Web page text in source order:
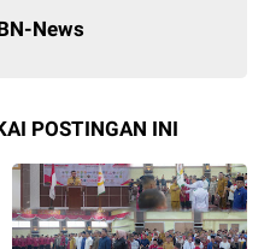
News
POSTINGAN INI